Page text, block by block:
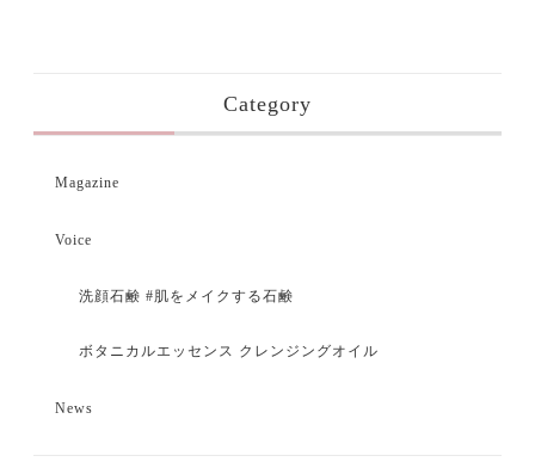
Category
Magazine
Voice
洗顔石鹸 #肌をメイクする石鹸
ボタニカルエッセンス クレンジングオイル
News